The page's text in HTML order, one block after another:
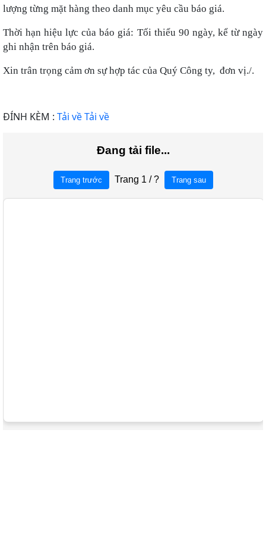
lượng từng mặt hàng theo danh mục yêu cầu báo giá.
Thời hạn hiệu lực của báo giá: Tối thiểu 90 ngày, kể từ ngày
ghi nhận trên báo giá.
Xin trân trọng cảm ơn sự hợp tác của Quý Công ty, đơn vị./.
ĐÍNH KÈM : Tải vềTải về